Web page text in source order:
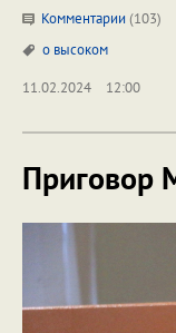
Комментарии (103)
о высоком
11.02.2024
12:00
Приговор